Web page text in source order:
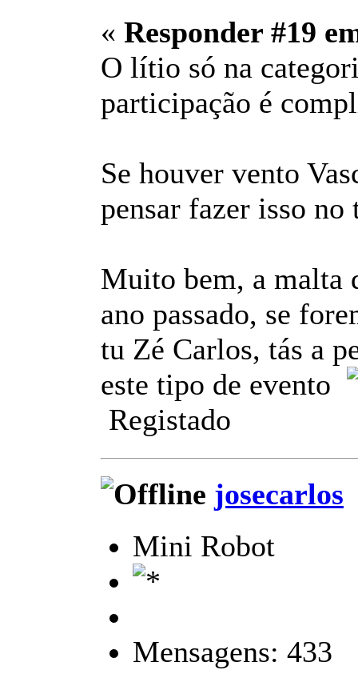
« Responder #19
O lítio só na
participação é
Se houver vento
pensar fazer isso
Muito bem, a malta
ano passado, se
tu Zé Carlos, tás a
este tipo de evento
Registado
josecarlos
Mini Robot
Mensagens: 433